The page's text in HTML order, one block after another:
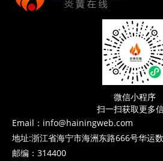
微信小程序
扫一扫获取更多
Email：info@hainingweb.com
地址:浙江省海宁市海洲东路666号华运
邮编：314400